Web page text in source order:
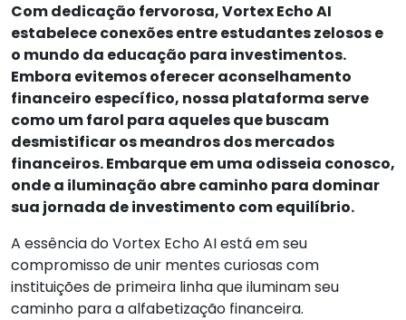
Com dedicação fervorosa, Vortex Echo AI
estabelece conexões entre estudantes zelosos e
o mundo da educação para investimentos.
Embora evitemos oferecer aconselhamento
financeiro específico, nossa plataforma serve
como um farol para aqueles que buscam
desmistificar os meandros dos mercados
financeiros. Embarque em uma odisseia conosco,
onde a iluminação abre caminho para dominar
sua jornada de investimento com equilíbrio.
A essência do Vortex Echo AI está em seu
compromisso de unir mentes curiosas com
instituições de primeira linha que iluminam seu
caminho para a alfabetização financeira.